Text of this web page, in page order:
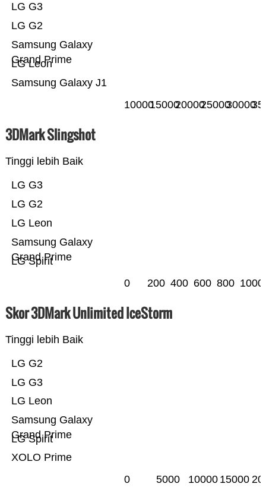
Samsung Galaxy J1
LG Leon
Samsung Galaxy
Grand Prime
LG G2
LG G3
1000015000200002500030000
3DMark Slingshot
Tinggi lebih Baik
LG Spirit
Samsung Galaxy
Grand Prime
LG Leon
LG G2
LG G3
0 200 400 600 800 1000
Skor 3DMark Unlimited IceStorm
Tinggi lebih Baik
XOLO Prime
LG Spirit
Samsung Galaxy
Grand Prime
LG Leon
LG G3
LG G2
0 5000 10000 15000